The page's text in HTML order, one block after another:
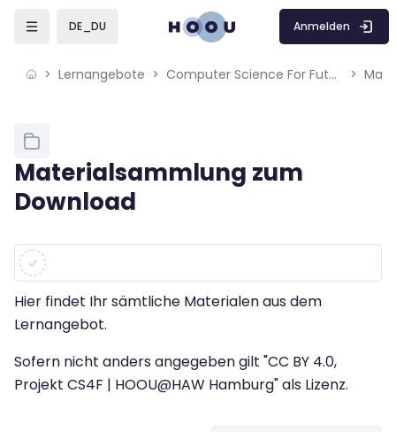
Skip to sidebar navigation menu
Skip to mobile navigation menu
DE_DU Anmelden
Lernangebote Computer Science For Future CS4F
Blöcke
Materialsammlung zum
Download
Blöcke
Abschlussbedingungen
Hier findet Ihr sämtliche Materialen aus dem
Lernangebot.
Sofern nicht anders angegeben gilt "CC BY 4.0,
Projekt CS4F | HOOU@HAW Hamburg" als Lizenz.